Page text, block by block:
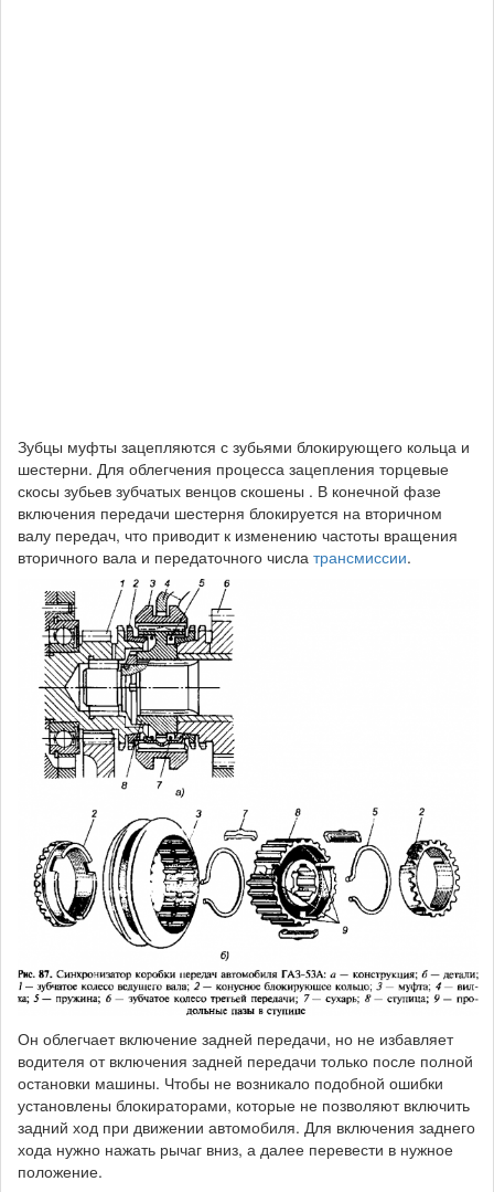
Зубцы муфты зацепляются с зубьями блокирующего кольца и
шестерни. Для облегчения процесса зацепления торцевые
скосы зубьев зубчатых венцов скошены . В конечной фазе
включения передачи шестерня блокируется на вторичном
валу передач, что приводит к изменению частоты вращения
вторичного вала и передаточного числа трансмиссии.
Он облегчает включение задней передачи, но не избавляет
водителя от включения задней передачи только после полной
остановки машины. Чтобы не возникало подобной ошибки
установлены блокираторами, которые не позволяют включить
задний ход при движении автомобиля. Для включения заднего
хода нужно нажать рычаг вниз, а далее перевести в нужное
положение.